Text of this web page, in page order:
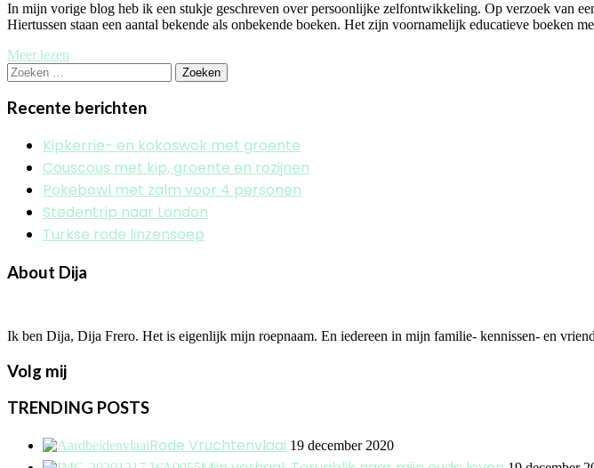
In mijn vorige blog heb ik een stukje geschreven over persoonlijke zelfontwikkeling. Op verzoek van
Hiertussen staan een aantal bekende als onbekende boeken. Het zijn voornamelijk educatieve boeken
Meer lezen
Zoeken
naar:
Recente berichten
Kipkerrie- en kokoswok met groente
Couscous met kip, groente en rozijnen
Pokebowl met zalm voor 4 personen
Stedentrip naar London
Turkse rode linzensoep
About Dija
Ik ben Dija, Dija Frero. Het is eigenlijk mijn roepnaam. En iedereen in mijn familie- kennissen- en
Volg mij
TRENDING POSTS
Rode Vruchtenvlaai 19 december 2020